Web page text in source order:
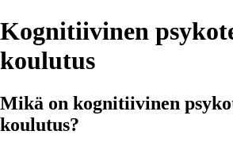
Kognitiivinen
koulutus
Mikä on kognitiivinen
koulutus?